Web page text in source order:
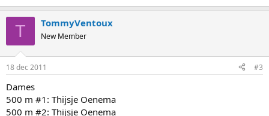
T TommyVentoux
New Member
18 dec 2011 #3
Dames
500 m #1: Thijsje Oenema
500 m #2: Thijsje Oenema